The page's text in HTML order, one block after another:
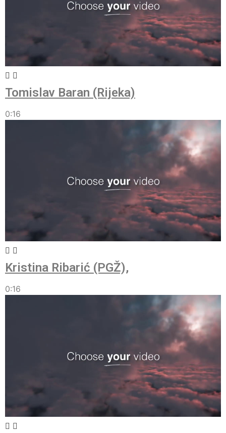
Tomislav Baran (Rijeka)
0:16
Kristina Ribarić (PGŽ),
0:16